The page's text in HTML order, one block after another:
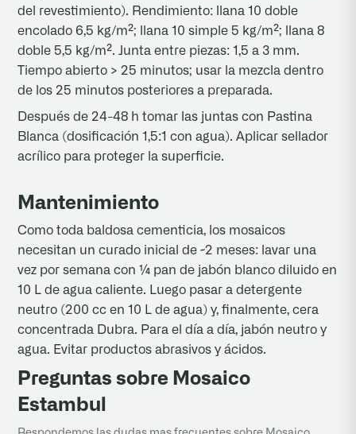
del revestimiento). Rendimiento: llana 10 doble
encolado 6,5 kg/m²; llana 10 simple 5 kg/m²; llana 8
doble 5,5 kg/m². Junta entre piezas: 1,5 a 3 mm.
Tiempo abierto > 25 minutos; usar la mezcla dentro
de los 25 minutos posteriores a preparada.
Después de 24-48 h tomar las juntas con Pastina
Blanca (dosificación 1,5:1 con agua). Aplicar sellador
acrílico para proteger la superficie.
Mantenimiento
Como toda baldosa cementicia, los mosaicos
necesitan un curado inicial de ~2 meses: lavar una
vez por semana con ¼ pan de jabón blanco diluido en
10 L de agua caliente. Luego pasar a detergente
neutro (200 cc en 10 L de agua) y, finalmente, cera
concentrada Dubra. Para el día a día, jabón neutro y
agua. Evitar productos abrasivos y ácidos.
Preguntas sobre Mosaico
Estambul